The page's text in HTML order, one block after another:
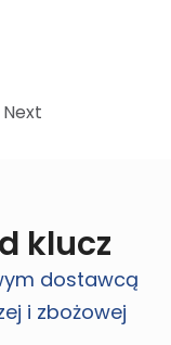
Next
klucz
dostawcą
i zbożowej